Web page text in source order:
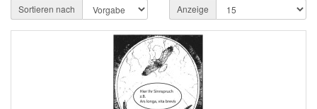
Sortieren nach Anzeige